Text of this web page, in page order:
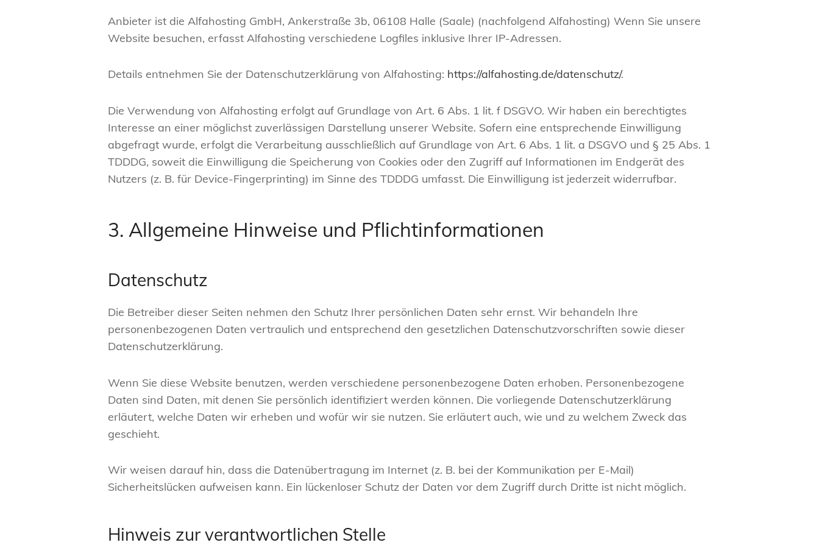
Anbieter ist die Alfahosting GmbH, Ankerstraße 3b, 06108 Halle (Saale) (nachfolgend Alfahosting) Wenn Sie unsere
Website besuchen, erfasst Alfahosting verschiedene Logfiles inklusive Ihrer IP-Adressen.
Details entnehmen Sie der Datenschutzerklärung von Alfahosting: https://alfahosting.de/datenschutz/.
Die Verwendung von Alfahosting erfolgt auf Grundlage von Art. 6 Abs. 1 lit. f DSGVO. Wir haben ein berechtigtes
Interesse an einer möglichst zuverlässigen Darstellung unserer Website. Sofern eine entsprechende Einwilligung
abgefragt wurde, erfolgt die Verarbeitung ausschließlich auf Grundlage von Art. 6 Abs. 1 lit. a DSGVO und § 25 Abs. 1
TDDDG, soweit die Einwilligung die Speicherung von Cookies oder den Zugriff auf Informationen im Endgerät des
Nutzers (z. B. für Device-Fingerprinting) im Sinne des TDDDG umfasst. Die Einwilligung ist jederzeit widerrufbar.
3. Allgemeine Hinweise und Pflicht­informationen
Datenschutz
Die Betreiber dieser Seiten nehmen den Schutz Ihrer persönlichen Daten sehr ernst. Wir behandeln Ihre
personenbezogenen Daten vertraulich und entsprechend den gesetzlichen Datenschutzvorschriften sowie dieser
Datenschutzerklärung.
Wenn Sie diese Website benutzen, werden verschiedene personenbezogene Daten erhoben. Personenbezogene
Daten sind Daten, mit denen Sie persönlich identifiziert werden können. Die vorliegende Datenschutzerklärung
erläutert, welche Daten wir erheben und wofür wir sie nutzen. Sie erläutert auch, wie und zu welchem Zweck das
geschieht.
Wir weisen darauf hin, dass die Datenübertragung im Internet (z. B. bei der Kommunikation per E-Mail)
Sicherheitslücken aufweisen kann. Ein lückenloser Schutz der Daten vor dem Zugriff durch Dritte ist nicht möglich.
Hinweis zur verantwortlichen Stelle